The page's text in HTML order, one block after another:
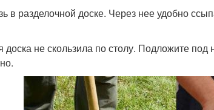
в разделочной доске. Через нее удобно
доска не скользила по столу. Подложите